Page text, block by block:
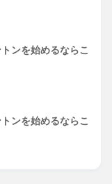
ンを始めるならこ
ンを始めるならこ